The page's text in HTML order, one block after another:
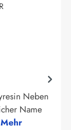
Neben
Name
Mehr